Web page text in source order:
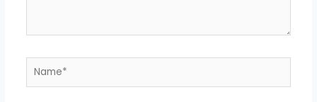
Name*